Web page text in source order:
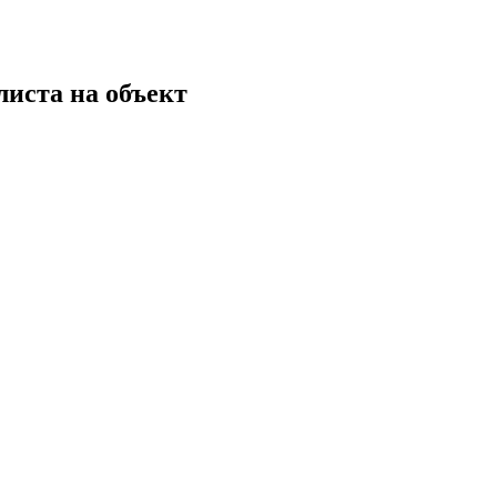
на объект